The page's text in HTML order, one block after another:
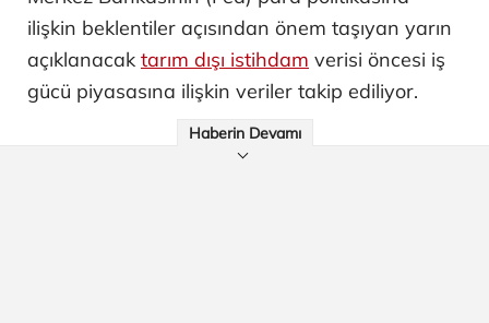
ilişkin beklentiler açısından önem taşıyan yarın
açıklanacak tarım dışı istihdam verisi öncesi iş
gücü piyasasına ilişkin veriler takip ediliyor.
Haberin Devamı